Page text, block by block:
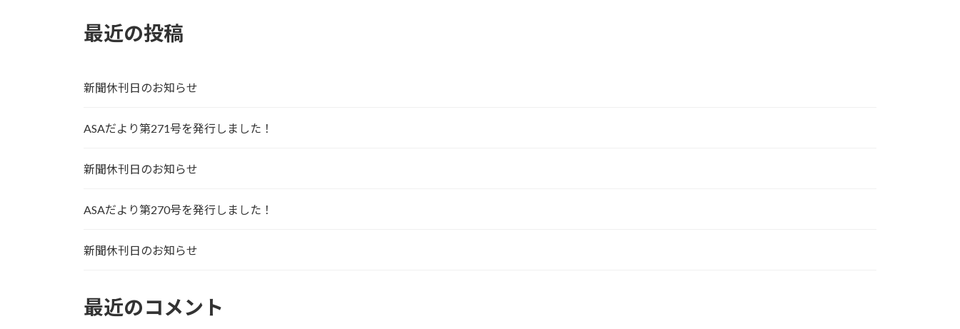
最近の投稿
新聞休刊日のお知らせ
ASAだより第271号を発行しました！
新聞休刊日のお知らせ
ASAだより第270号を発行しました！
新聞休刊日のお知らせ
最近のコメント